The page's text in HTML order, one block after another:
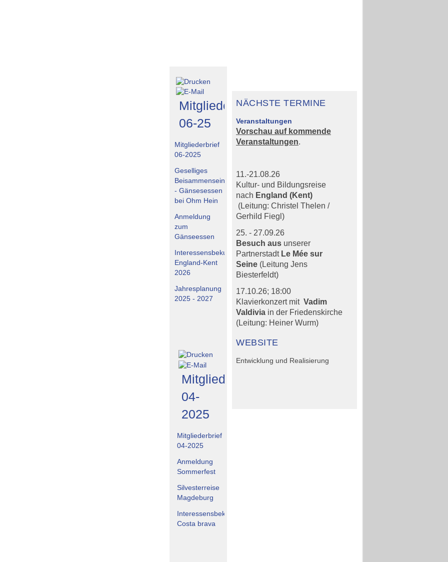
NÄCHSTE TERMINE
Veranstaltungen
Vorschau auf kommende
Veranstaltungen.
11.-21.08.26
Kultur- und Bildungsreise
nach England (Kent)
(Leitung: Christel Thelen /
Gerhild Fiegl)
25. - 27.09.26
Besuch aus unserer
Partnerstadt Le Mée sur
Seine (Leitung Jens
Biesterfeldt)
17.10.26; 18:00
Klavierkonzert mit Vadim
Valdivia in der Friedenskirche
(Leitung: Heiner Wurm)
WEBSITE
Entwicklung und Realisierung
Mitgliederbrief
06-25
Mitgliederbrief
06-2025
Geselliges
Beisammensein
- Gänsesessen
bei Ohm Hein
Anmeldung
zum
Gänseessen
Interessensbekundung
England-Kent
2026
Jahresplanung
2025 - 2027
Mitgliederbrief
04-
2025
Mitgliederbrief
04-2025
Anmeldung
Sommerfest
Silvesterreise
Magdeburg
Interessensbekundung
Costa brava